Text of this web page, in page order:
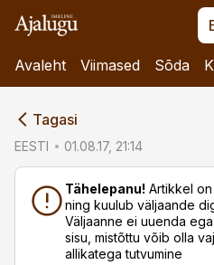
Avaleht Viimased Sõda
Tagasi
EESTI 01.08.17, 21:14
Tähelepanu! Artikkel
ning kuulub väljaande
Väljaanne ei uuenda
sisu, mistõttu võib olla
allikatega tutvumine